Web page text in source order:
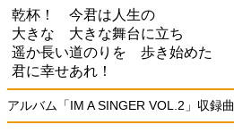
乾杯！ 今君は人生の
大きな 大きな舞台に立ち
遥か長い道のりを 歩き始めた
君に幸せあれ！
アルバム「IM A SINGER VOL.2」収録曲